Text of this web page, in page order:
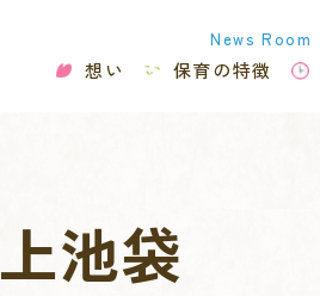
News Room
想い 保育の特徴
上池袋